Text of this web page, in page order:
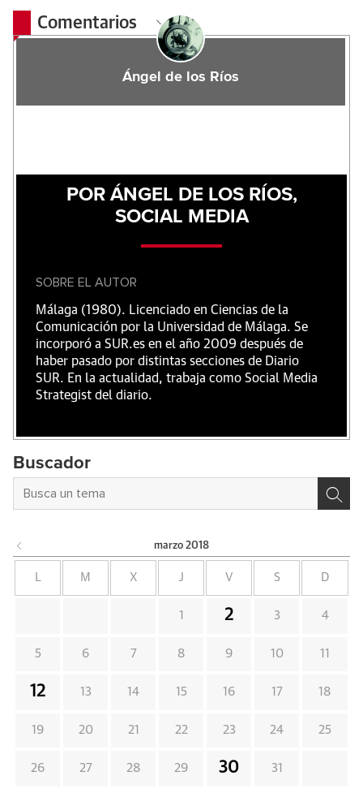
Comentarios
Ángel de los Ríos
POR ÁNGEL DE LOS RÍOS,
SOCIAL MEDIA
SOBRE EL AUTOR
Málaga (1980). Licenciado en Ciencias de la
Comunicación por la Universidad de Málaga. Se
incorporó a SUR.es en el año 2009 después de
haber pasado por distintas secciones de Diario
SUR. En la actualidad, trabaja como Social Media
Strategist del diario.
Buscador
marzo 2018
L M X J V S D
1 2 3 4
5 6 7 8 9 10 11
12 13 14 15 16 17 18
19 20 21 22 23 24 25
26 27 28 29 30 31